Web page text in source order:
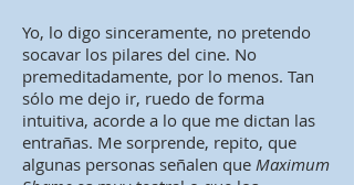
Yo, lo digo sinceramente, no pretendo
socavar los pilares del cine. No
premeditadamente, por lo menos. Tan
sólo me dejo ir, ruedo de forma
intuitiva, acorde a lo que me dictan las
entrañas. Me sorprende, repito, que
algunas personas señalen que Maximum